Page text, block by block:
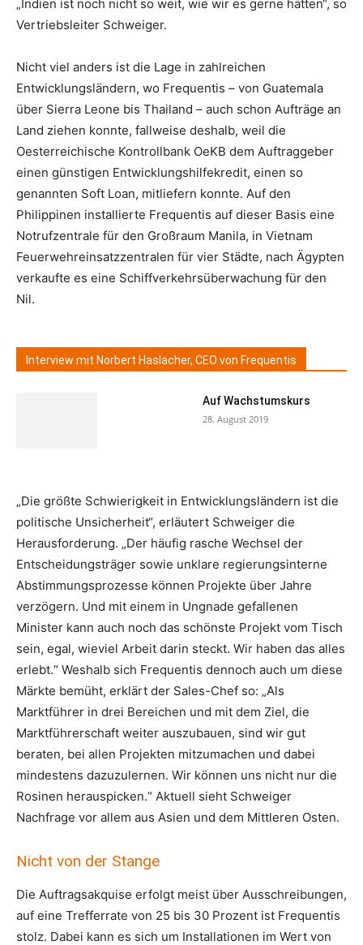
„Indien ist noch nicht so weit, wie wir es gerne hätten“, so
Vertriebsleiter Schweiger.
Nicht viel anders ist die Lage in zahlreichen
Entwicklungsländern, wo Frequentis – von Guatemala
über Sierra Leone bis Thailand – auch schon Aufträge an
Land ziehen konnte, fallweise deshalb, weil die
Oesterreichische Kontrollbank OeKB dem Auftraggeber
einen günstigen Entwicklungshilfekredit, einen so
genannten Soft Loan, mitliefern konnte. Auf den
Philippinen installierte Frequentis auf dieser Basis eine
Notrufzentrale für den Großraum Manila, in Vietnam
Feuerwehreinsatzzentralen für vier Städte, nach Ägypten
verkaufte es eine Schiffverkehrsüberwachung für den
Nil.
Interview mit Norbert Haslacher, CEO von Frequentis
Auf Wachstumskurs
28. August 2019
„Die größte Schwierigkeit in Entwicklungsländern ist die
politische Unsicherheit“, erläutert Schweiger die
Herausforderung. „Der häufig rasche Wechsel der
Entscheidungsträger sowie unklare regierungsinterne
Abstimmungsprozesse können Projekte über Jahre
verzögern. Und mit einem in Ungnade gefallenen
Minister kann auch noch das schönste Projekt vom Tisch
sein, egal, wieviel Arbeit darin steckt. Wir haben das alles
erlebt.“ Weshalb sich Frequentis dennoch auch um diese
Märkte bemüht, erklärt der Sales-Chef so: „Als
Marktführer in drei Bereichen und mit dem Ziel, die
Marktführerschaft weiter auszubauen, sind wir gut
beraten, bei allen Projekten mitzumachen und dabei
mindestens dazuzulernen. Wir können uns nicht nur die
Rosinen herauspicken.“ Aktuell sieht Schweiger
Nachfrage vor allem aus Asien und dem Mittleren Osten.
Nicht von der Stange
Die Auftragsakquise erfolgt meist über Ausschreibungen,
auf eine Trefferrate von 25 bis 30 Prozent ist Frequentis
stolz. Dabei kann es sich um Installationen im Wert von